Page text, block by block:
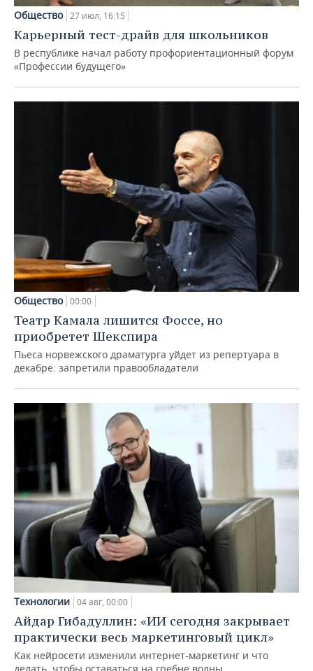
Общество 27 июл, 16:15
Карьерный тест-драйв для школьников
В республике начал работу профориентационный форум
«Профессии будущего»
Общество 00:00
Театр Камала лишится Фоссе, но
приобретет Шекспира
Пьеса норвежского драматурга уйдет из репертуара в
декабре: запретили правообладатели
Технологии 04 авг, 00:00
Айдар Гибадуллин: «ИИ сегодня закрывает
практически весь маркетинговый цикл»
Как нейросети изменили интернет-маркетинг и что